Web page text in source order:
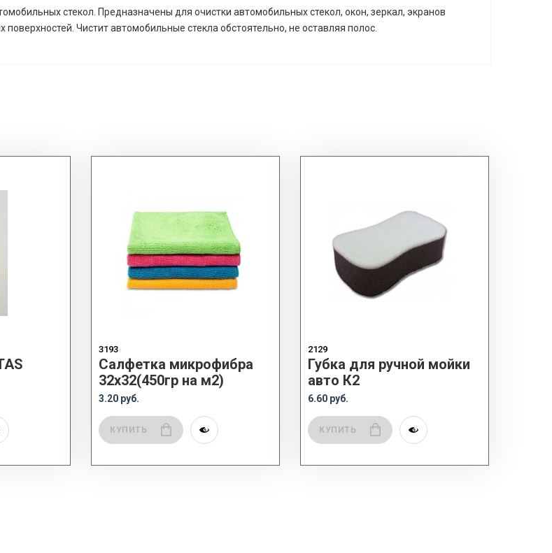
стекол. Предназначены для очистки автомобильных стекол, окон, зеркал, экранов
Чистит автомобильные стекла обстоятельно, не оставляя полос.
3193
Салфетка микрофибра
32x32(450гр на м2)
3.20 руб.
КУПИТЬ
2129
Губка для ручной мойки
авто К2
6.60 руб.
КУПИТЬ